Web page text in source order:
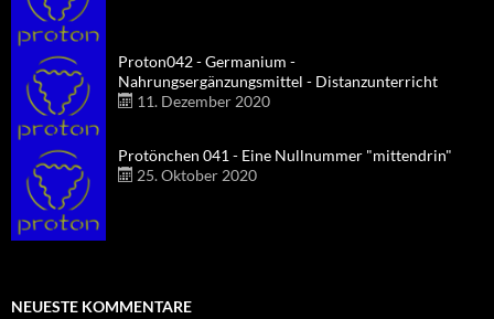
Proton042 - Germanium -
Nahrungsergänzungsmittel - Distanzunterricht
11. Dezember 2020
Protönchen 041 - Eine Nullnummer "mittendrin"
25. Oktober 2020
NEUESTE KOMMENTARE